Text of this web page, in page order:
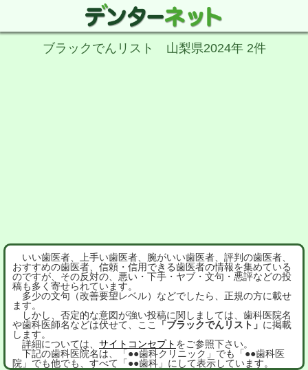
ブラックでんリスト 山梨県2024年 2件
いい歯医者、上手い歯医者、腕がいい歯医者、評判の歯医者、
おすすめの歯医者、信頼・信用できる歯医者の情報を集めている
のですが、その反対の、悪い・下手・ヤブ・文句・悪評などの投
稿も多く寄せられています。
多少の文句（改善要望レベル）などでしたら、正規の方に載せ
ます。
しかし、否定的な意図が強い投稿に関しましては、歯科医院名
や歯科医師名などは伏せて、ここ
「ブラックでんリスト」 に掲載
します。
詳細については、 サイトコンセプト をご参照下さい。
下記の歯科医院名は、「●●歯科クリニック」でも「●●歯科医
院」でも他でも、すべて「●●歯科」にして表示しています。